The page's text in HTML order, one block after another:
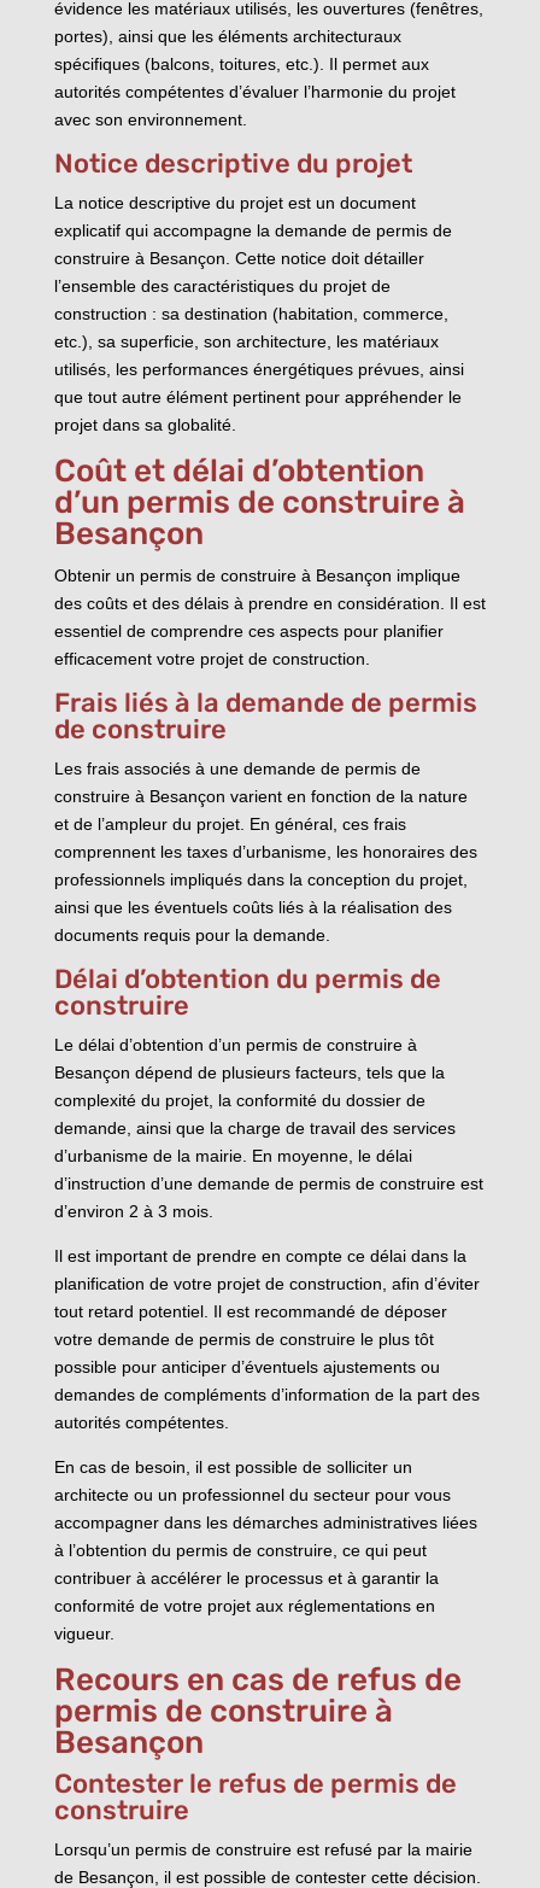
évidence les matériaux utilisés, les ouvertures (fenêtres,
portes), ainsi que les éléments architecturaux
spécifiques (balcons, toitures, etc.). Il permet aux
autorités compétentes d’évaluer l’harmonie du projet
avec son environnement.
Notice descriptive du projet
La notice descriptive du projet est un document
explicatif qui accompagne la demande de permis de
construire à Besançon. Cette notice doit détailler
l’ensemble des caractéristiques du projet de
construction : sa destination (habitation, commerce,
etc.), sa superficie, son architecture, les matériaux
utilisés, les performances énergétiques prévues, ainsi
que tout autre élément pertinent pour appréhender le
projet dans sa globalité.
Coût et délai d’obtention
d’un permis de construire à
Besançon
Obtenir un permis de construire à Besançon implique
des coûts et des délais à prendre en considération. Il est
essentiel de comprendre ces aspects pour planifier
efficacement votre projet de construction.
Frais liés à la demande de permis
de construire
Les frais associés à une demande de permis de
construire à Besançon varient en fonction de la nature
et de l’ampleur du projet. En général, ces frais
comprennent les taxes d’urbanisme, les honoraires des
professionnels impliqués dans la conception du projet,
ainsi que les éventuels coûts liés à la réalisation des
documents requis pour la demande.
Délai d’obtention du permis de
construire
Le délai d’obtention d’un permis de construire à
Besançon dépend de plusieurs facteurs, tels que la
complexité du projet, la conformité du dossier de
demande, ainsi que la charge de travail des services
d’urbanisme de la mairie. En moyenne, le délai
d’instruction d’une demande de permis de construire est
d’environ 2 à 3 mois.
Il est important de prendre en compte ce délai dans la
planification de votre projet de construction, afin d’éviter
tout retard potentiel. Il est recommandé de déposer
votre demande de permis de construire le plus tôt
possible pour anticiper d’éventuels ajustements ou
demandes de compléments d’information de la part des
autorités compétentes.
En cas de besoin, il est possible de solliciter un
architecte ou un professionnel du secteur pour vous
accompagner dans les démarches administratives liées
à l’obtention du permis de construire, ce qui peut
contribuer à accélérer le processus et à garantir la
conformité de votre projet aux réglementations en
vigueur.
Recours en cas de refus de
permis de construire à
Besançon
Contester le refus de permis de
construire
Lorsqu’un permis de construire est refusé par la mairie
de Besançon, il est possible de contester cette décision.